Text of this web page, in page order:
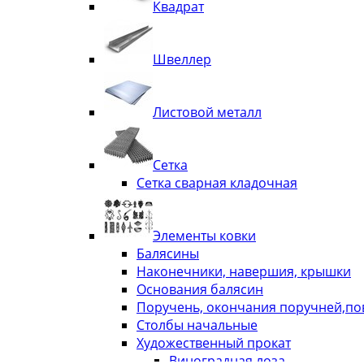
Квадрат
Швеллер
Листовой металл
Сетка
Сетка сварная кладочная
Элементы ковки
Балясины
Наконечники, навершия, крышки
Основания балясин
Поручень, окончания
Столбы начальные
Художественный прокат